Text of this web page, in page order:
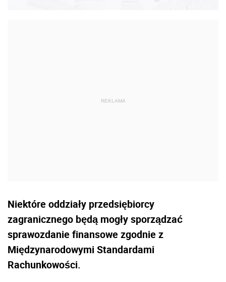
Niektóre oddziały przedsiębiorcy
zagranicznego będą mogły sporządzać
sprawozdanie finansowe zgodnie z
Międzynarodowymi Standardami
Rachunkowości.